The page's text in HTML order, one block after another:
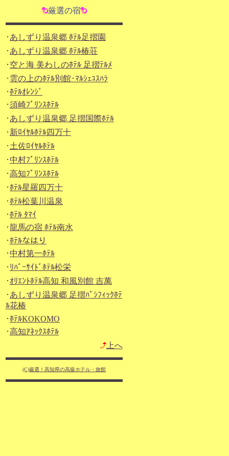
厳選の宿
･ あしずり温泉郷 ﾎﾃﾙ足摺園
･ あしずり温泉郷 ﾎﾃﾙ椿荘
･ 空と海 美わしのﾎﾃﾙ 足摺ﾃﾙﾒ
･ 雲の上のﾎﾃﾙ別館･ﾏﾙｼｪﾕｽﾊﾗ
･ﾎﾃﾙｵﾚﾝｼﾞ
･須崎ﾌﾟﾘﾝｽﾎﾃﾙ
･ あしずり温泉郷 足摺国際ﾎﾃﾙ
･ 新ﾛｲﾔﾙﾎﾃﾙ四万十
･ 土佐ﾛｲﾔﾙﾎﾃﾙ
･ 中村ﾌﾟﾘﾝｽﾎﾃﾙ
･高知ﾌﾟﾘﾝｽﾎﾃﾙ
･ﾎﾃﾙ星羅四万十
･ﾎﾃﾙ松葉川温泉
･ﾎﾃﾙ ﾀﾏｲ
･龍馬の宿 ﾎﾃﾙ南水
･ﾎﾃﾙなはり
･ 中村第一ﾎﾃﾙ
･ ﾘﾊﾞｰｻｲﾄﾞﾎﾃﾙ松栄
･ｵﾘｴﾝﾄﾎﾃﾙ高知 和風別館 吉萬
･ あしずり温泉郷 足摺ﾊﾟｼﾌｨｯｸﾎﾃ
ﾙ花椿
･ﾎﾃﾙKOKOMO
･高知ｱﾈｯｸｽﾎﾃﾙ
上へ
(C)厳選！高知県の高級ホテル・旅館